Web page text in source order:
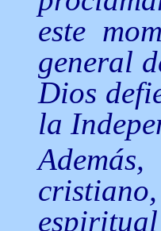
este
general
Dios
la
cristiano,